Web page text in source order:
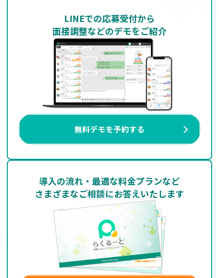
LINEでの応募受付から
面接調整などのデモをご紹介
無料デモを予約する
導入の流れ・最適な料金プランなど
さまざまなご相談にお答えいたします